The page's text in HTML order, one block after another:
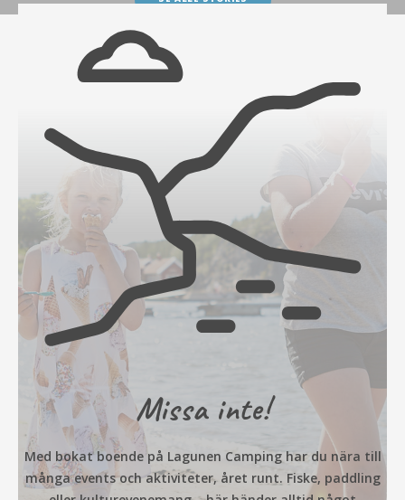
Missa inte!
Med bokat boende på Lagunen Camping har du nära till
många events och aktiviteter, året runt. Fiske, paddling